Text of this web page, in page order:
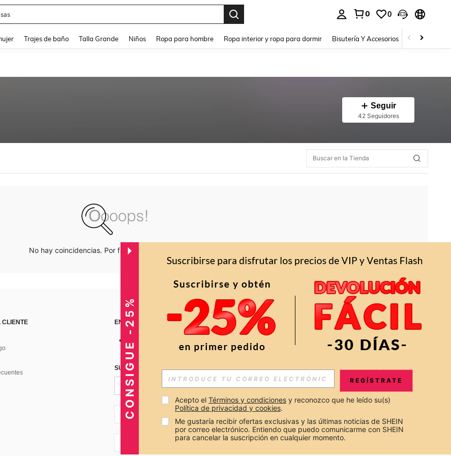
0 0
Trajes de baño Talla Grande Niños Ropa para hombre Ropa interior y ropa para dormir Bisutería Y Accesorios Zapatos
Seguir
42 Seguidores
No hay coincidencias. Por favor inténtalo de nuevo.
CLIENTE
ENCUÉNTRANOS EN APP
SUSCRÍBETE PARA RECIBIR OFERTAS EXCLUSIVAS, PROMOCIONES Y NOTICIAS DE SHEIN
CO + 57
CONSIGUE -25% REGÍSTRATE
Acepto el Términos y condiciones y reconozco que he leído su(s)
Política de privacidad y cookies.
Me gustaría recibir ofertas exclusivas y las últimas noticias de SHEIN
por correo electrónico. Entiendo que puedo comunicarme con SHEIN
para cancelar la suscripción en cualquier momento.